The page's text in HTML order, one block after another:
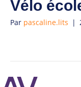
Vélo
Par pascaline.lits |